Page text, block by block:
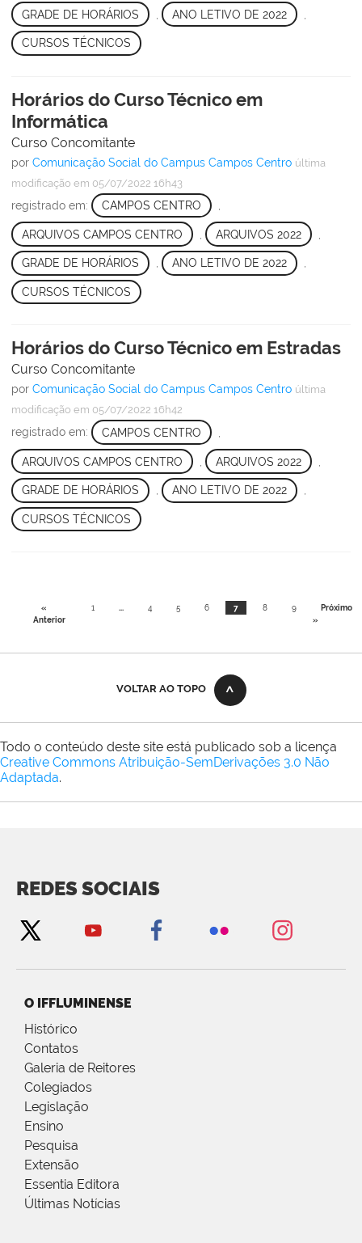
GRADE DE HORÁRIOS ANO LETIVO DE 2022
CURSOS TÉCNICOS
Horários do Curso Técnico em
Informática
Curso Concomitante
por Comunicação Social do Campus Campos Centro última
modificação em 05/07/2022 16h43
registrado em: CAMPOS CENTRO
ARQUIVOS CAMPOS CENTRO ARQUIVOS 2022
GRADE DE HORÁRIOS , ANO LETIVO DE 2022 ,
CURSOS TÉCNICOS
Horários do Curso Técnico em Estradas
Curso Concomitante
por Comunicação Social do Campus Campos Centro última
modificação em 05/07/2022 16h42
registrado em: CAMPOS CENTRO
ARQUIVOS CAMPOS CENTRO ARQUIVOS 2022
GRADE DE HORÁRIOS , ANO LETIVO DE 2022 ,
CURSOS TÉCNICOS
«
Anterior
1 ... 4 5 6 7 8 9
Próximo
»
VOLTAR AO TOPO
Todo o conteúdo deste site está publicado sob a licença
Creative Commons Atribuição-SemDerivações 3.0 Não
Adaptada.
REDES SOCIAIS
O IFFLUMINENSE
Histórico
Contatos
Galeria de Reitores
Colegiados
Legislação
Ensino
Pesquisa
Extensão
Essentia Editora
Últimas Notícias